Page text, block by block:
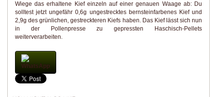
Wiege das erhaltene Kief einzeln auf einer genauen Waage ab: Du
solltest jetzt ungefähr 0,6g ungestrecktes bernsteinfarbenes Kief und
2,9g des grünlichen, gestreckteren Kiefs haben. Das Kief lässt sich nun
in der Pollenpresse zu gepressten Haschisch-Pellets
weiterverarbeiten.
WhatsApp